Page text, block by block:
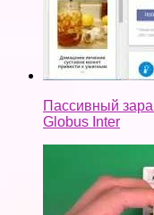
Пассивный
Globus Inter